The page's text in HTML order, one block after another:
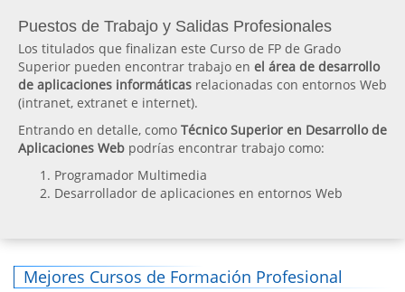
Puestos de Trabajo y Salidas Profesionales
Los titulados que finalizan este Curso de FP de Grado
Superior pueden encontrar trabajo en el área de desarrollo
de aplicaciones informáticas relacionadas con entornos Web
(intranet, extranet e internet).
Entrando en detalle, como Técnico Superior en Desarrollo de
Aplicaciones Web podrías encontrar trabajo como:
Programador Multimedia
Desarrollador de aplicaciones en entornos Web
Mejores Cursos de Formación Profesional